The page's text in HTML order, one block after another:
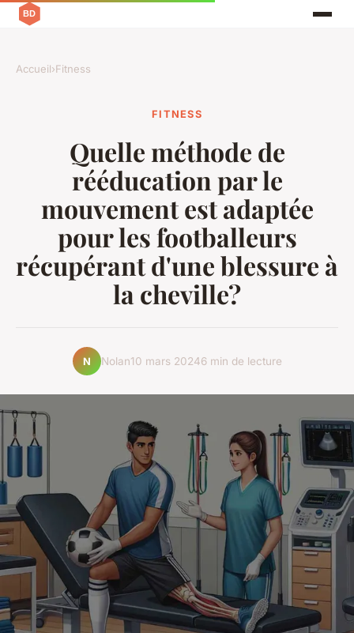
Accueil›Fitness
FITNESS
Quelle méthode de
rééducation par le
mouvement est adaptée
pour les footballeurs
récupérant d'une blessure à
la cheville?
N Nolan10 mars 20246 min de lecture